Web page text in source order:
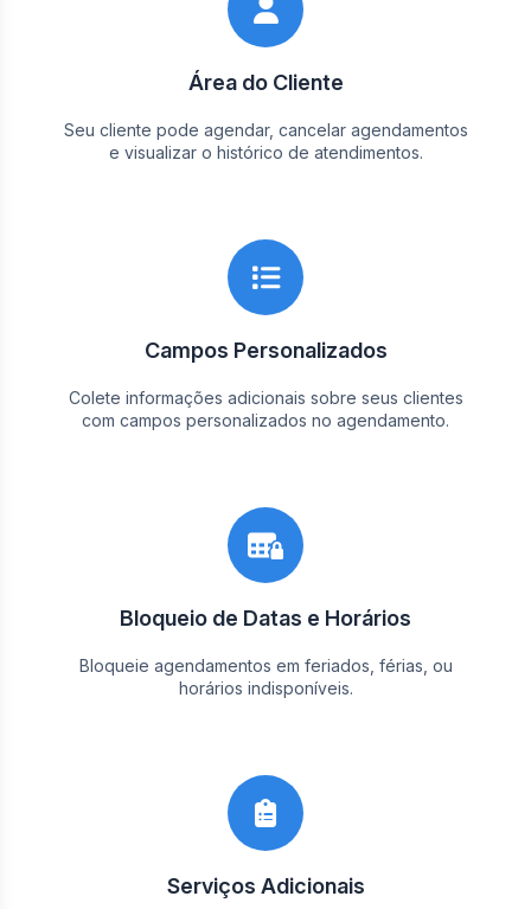
Área do Cliente
Seu cliente pode agendar, cancelar agendamentos
e visualizar o histórico de atendimentos.
Campos Personalizados
Colete informações adicionais sobre seus clientes
com campos personalizados no agendamento.
Bloqueio de Datas e Horários
Bloqueie agendamentos em feriados, férias, ou
horários indisponíveis.
Serviços Adicionais